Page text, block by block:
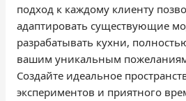
подход к каждому клиенту
адаптировать существующие
разрабатывать кухни,
вашим уникальным
Создайте идеальное
экспериментов и приятного